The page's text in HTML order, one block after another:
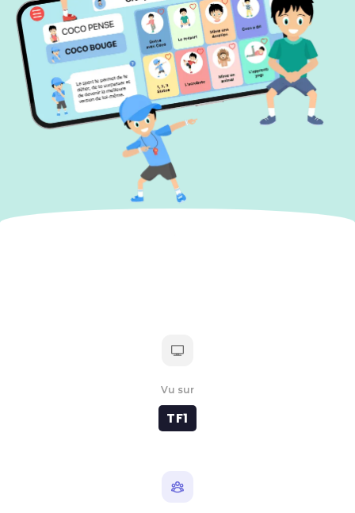
Vu sur
TF1